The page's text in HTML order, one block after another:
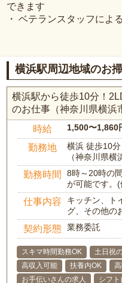
できます
・ ベテランスタッフによ
横浜駅周辺地域のお
横浜駅から徒歩10分！
のお仕事（神奈川県横浜
時給 1,500〜1,860
勤務地
横浜 徒歩10分
（神奈川県横
勤務時間
8時～20時の
が可能です。
仕事内容
キッチン、ト
グ、その他の
契約形態 業務委託
スキマ時間勤務OK 土日祝
高収入可能
扶養内OK
お手伝いさんの求人
シフト